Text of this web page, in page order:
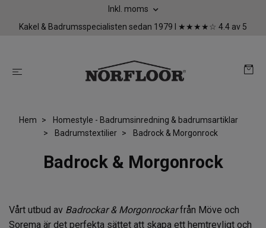
Inkl. moms
Kakel & Badrumsspecialisten sedan 1979 I ★★★★☆ 4.4 av 5
Hem
Homestyle - Badrumsinredning & badrumsartiklar
Badrumstextilier
Badrock & Morgonrock
Badrock & Morgonrock
Vårt utbud av Badrockar & Morgonrockarfrån Möve och
Sorema är det perfekta sättet att skapa ett hemtrevligt och